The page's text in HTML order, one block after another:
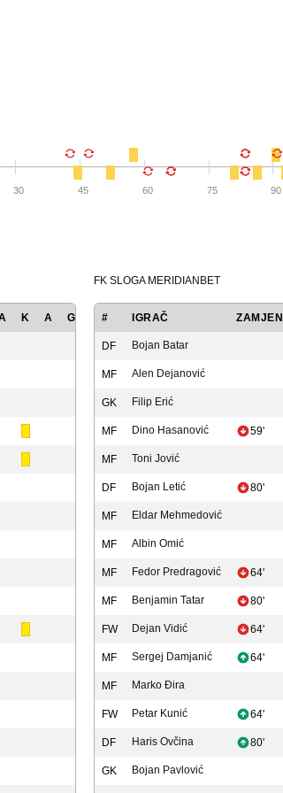
30 45 60 75 90
K A GOL
FK SLOGA MERIDIANBET
# IGRAČ
DF Bojan Batar
MF Alen Dejanović
GK Filip Erić
MF Dino Hasanović 59'
MF Toni Jović
DF Bojan Letić 80'
MF Eldar Mehmedović
MF Albin Omić
MF Fedor Predragović 64'
MF Benjamin Tatar 80'
FW Dejan Vidić 64'
MF Sergej Damjanić 64'
MF Marko Đira
FW Petar Kunić 64'
DF Haris Ovčina 80'
GK Bojan Pavlović